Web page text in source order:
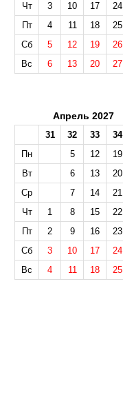
Чт
3 10 17 24
Пт
4 11 18
25
Сб
5 12 19
26
Вс
6 13 20 27
Апрель 2027
31 32 33 34
Пн
5 12 19
Вт
6 13 20
Ср
7 14 21
Чт
1 8 15 22
Пт
2 9 16 23
Сб
3 10 17
24
Вс
4 11 18 25